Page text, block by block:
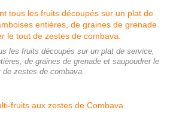
les fruits découpés sur un plat de service,
de graines de grenade et saupoudrer le
de zestes de combava.